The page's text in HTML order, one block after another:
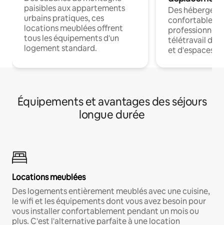
paisibles aux appartements
urbains pratiques, ces
locations meublées offrent
tous les équipements d'un
logement standard.
Des
confortables
professionnels
télétravail
et d'espaces
Équipements et avantages des séjours
longue durée
Locations meublées
Des logements entièrement meublés avec une cuisine,
le wifi et les équipements dont vous avez besoin pour
vous installer confortablement pendant un mois ou
plus. C'est l'alternative parfaite à une location